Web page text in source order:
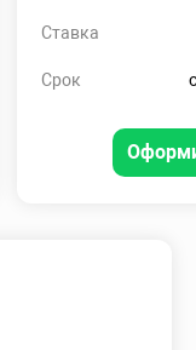
Ставка
Срок